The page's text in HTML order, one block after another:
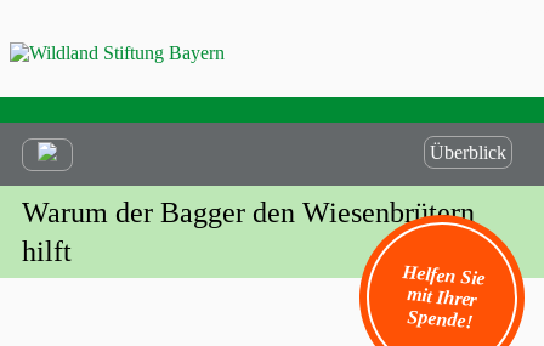
Helfen Sie
mit Ihrer
Spende!
Überblick
Warum der Bagger den Wiesenbrütern
hilft